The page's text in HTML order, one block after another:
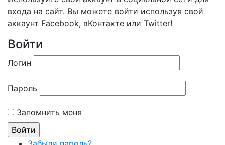
входа на сайт. Вы можете войти используя свой
аккаунт Facebook, вКонтакте или Twitter!
Войти
Логин
Пароль
Запомнить меня